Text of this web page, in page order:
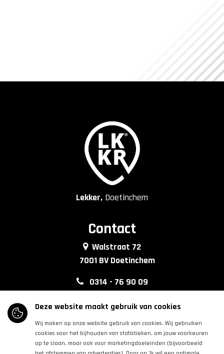
Lekker, Doetinchem
Contact
Walstraat 72
7001 BV Doetinchem
0314 - 76 90 09
info@lkkrdoetinchem.nl
Volg ons
Deze website maakt gebruik van cookies
Wij maken op onze website gebruik van cookies. Wij gebruiken
cookies voor het bijhouden van statistieken, om jouw voorkeuren
op te slaan, maar ook voor marketingdoeleinden (bijvoorbeeld